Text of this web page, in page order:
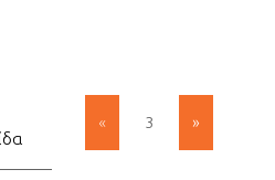
« 3 »